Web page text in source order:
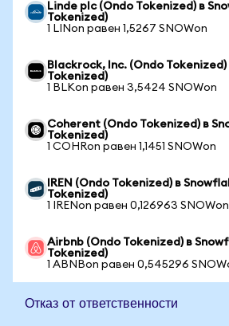
Linde plc (Ondo Tokenized) в
Tokenized)
1 LINon равен 1,5267 SNOWon
Blackrock, Inc. (Ondo
Tokenized)
1 BLKon равен 3,5424 SNOWon
Coherent (Ondo Tokenized) в
Tokenized)
1 COHRon равен 1,1451 SNOWon
IREN (Ondo Tokenized) в
Tokenized)
1 IRENon равен 0,126963 SNOWon
Airbnb (Ondo Tokenized) в
Tokenized)
1 ABNBon равен 0,545296
Отказ от ответственности